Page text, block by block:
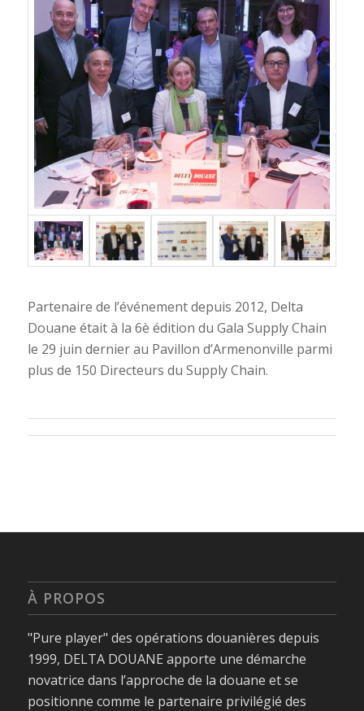
Partenaire de l’événement depuis 2012, Delta
Douane était à la 6è édition du Gala Supply Chain
le 29 juin dernier au Pavillon d’Armenonville parmi
plus de 150 Directeurs du Supply Chain.
À PROPOS
"Pure player" des opérations douanières depuis
1999, DELTA DOUANE apporte une démarche
novatrice dans l’approche de la douane et se
positionne comme le partenaire privilégié des